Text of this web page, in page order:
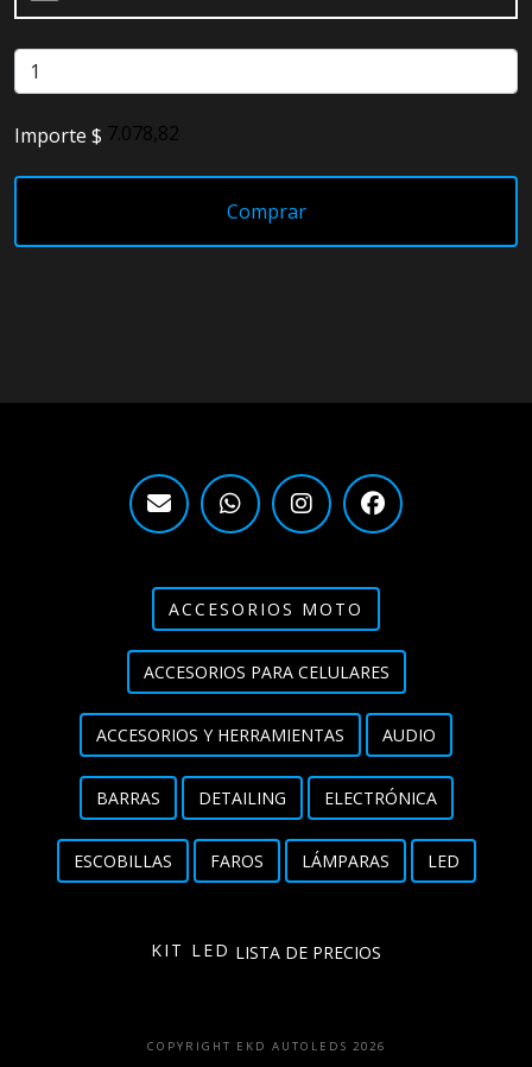
Detailing
Electrónica
Lámparas
Importe $
Comprar
ACCESORIOS MOTO
ACCESORIOS PARA CELULARES
ACCESORIOS Y HERRAMIENTAS AUDIO
BARRAS DETAILING ELECTRÓNICA
ESCOBILLAS FAROS LÁMPARAS LED
KIT LED LISTA DE PRECIOS
COPYRIGHT EKD AUTOLEDS 2026